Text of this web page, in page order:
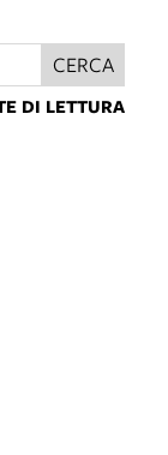
DI LETTURA
CERCA